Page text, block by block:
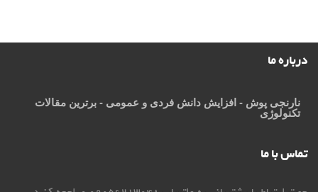
درباره ما
نارنجی پوش - افزایش دانش فردی و عمومی - برترین مقالات
تکنولوژی
تماس با ما